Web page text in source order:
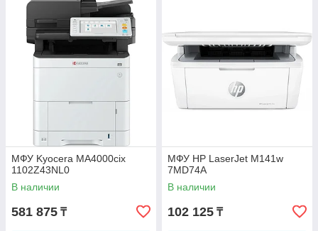
МФУ Kyocera MA4000cix
1102Z43NL0
В наличии
581 875 ₸
МФУ HP LaserJet M141w
7MD74A
В наличии
102 125 ₸